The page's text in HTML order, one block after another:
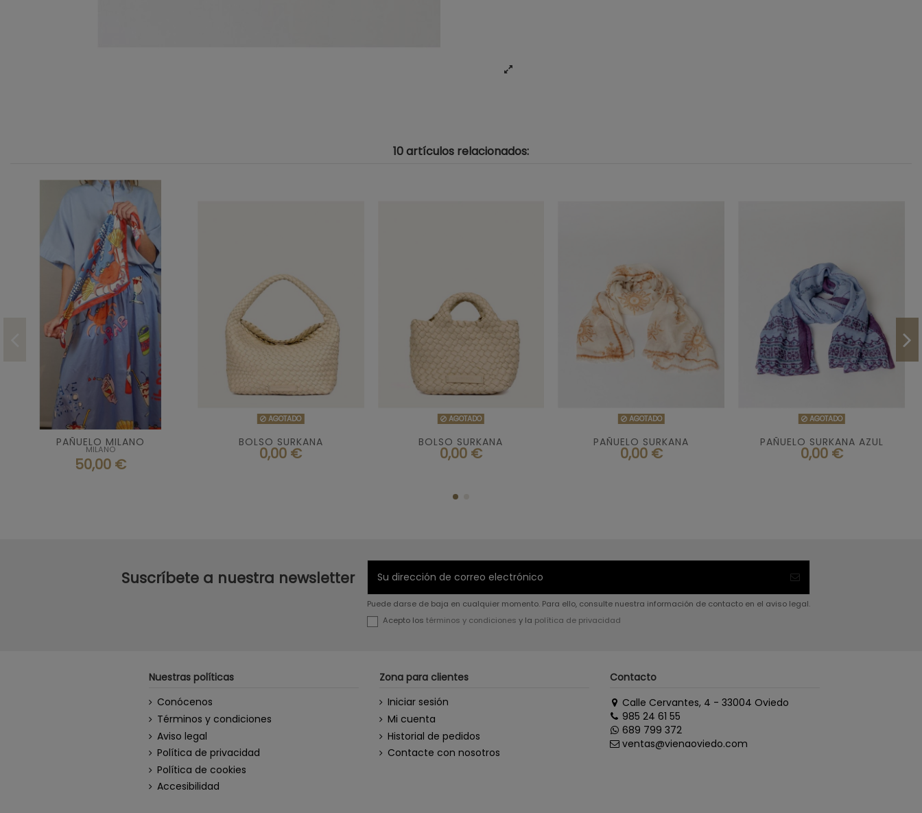
10 artículos relacionados:
PAÑUELO MILANO
ESTAMPADO
MILANO
50,00 €
Talla
Añadir al carrito
AGOTADO
BOLSO SURKANA
0,00 €
AGOTADO AGOTADO
BOLSO SURKANA
0,00 €
AGOTADO AGOTADO
PAÑUELO SURKANA
0,00 €
AGOTADO AGOTADO
PAÑUELO SURKANA AZUL
0,00 €
AGOTADO
Suscríbete a nuestra newsletter
Puede darse de baja en cualquier momento. Para ello, consulte nuestra información de contacto en el aviso legal.
Acepto los términos y condiciones y la política de privacidad
Nuestras políticas
Conócenos
Términos y condiciones
Aviso legal
Política de privacidad
Política de cookies
Accesibilidad
Zona para clientes
Iniciar sesión
Mi cuenta
Historial de pedidos
Contacte con nosotros
Contacto
Calle Cervantes, 4 - 33004 Oviedo
985 24 61 55
689 799 372
ventas@vienaoviedo.com